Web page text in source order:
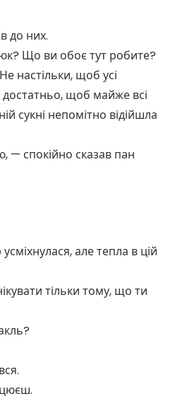
до них.
Що ви обоє тут робите?
настільки, щоб усі
достатньо, щоб майже всі
сукні непомітно відійшла
— спокійно сказав пан
але тепла в цій
тільки тому, що ти